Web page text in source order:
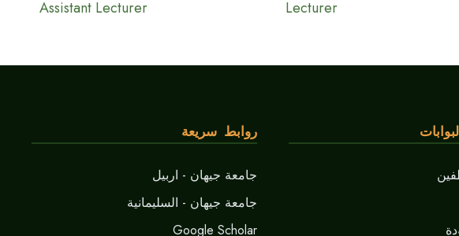
Lecturer
Assistant Lecturer
روابط سريعة
جامعة جيهان - اربيل
جامعة جيهان - السليمانية
Google Scholar